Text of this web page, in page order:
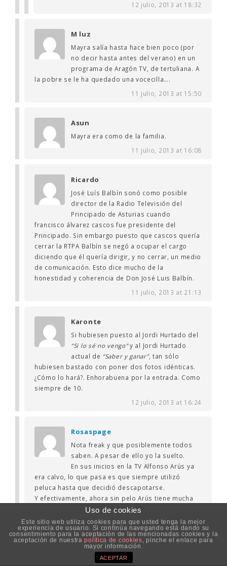
12 julio, 2013 at 18:32
M luz
Mayra salía hasta hace bien poco (por
no decir hasta antes del verano) en un
programa de Aragón TV, de tertuliana. A
la pobre se le ha quedado una vocecilla….
11 julio, 2013 at 15:50
Asun
Mayra era como de la familia.
11 julio, 2013 at 16:08
Ricardo
José Luís Balbín sonó como posible
director de la Radio Televisión del
Principado de Asturias cuando
francisco álvarez cascos fue presidente del
Principado. Sin embargo puesto que cascos quería
cerrar la RTPA Balbín se negó a ocupar el cargo
diciendo que él quería dirigir, y no cerrar, un medio
de comunicación. Esto dice mucho de la
honestidad y coherencia de Don José Luis Balbín.
11 julio, 2013 at 21:13
Karonte
Si hubiesen puesto al Jordi Hurtado del
“Si lo sé no vengo”y al Jordi Hurtado
actual de “Saber y ganar”, tan sólo
hubiesen bastado con poner dos fotos idénticas.
¿Cómo lo hará?. Enhorabuena por la entrada. Como
siempre de 10.
12 julio, 2013 at 16:24
Rosaspage
Nota freak y que posiblemente todos
saben. A pesar de ello yo la suelto.
En sus inicios en la TV Alfonso Arús ya
era calvo, lo que pasa es que siempre utilizó
peluca hasta que decidió descapotarse.
Y efectivamente, ahora sin pelo Arús tiene mucha
más personalidad y mejor imagen (y no es broma).
14 julio, 2013 at 15:11
Alex en la arena
Uso de cookies
Este sitio web utiliza cookies para que usted tenga la mejor
experiencia de usuario. Si continúa navegando está dando su
consentimiento para la aceptación de las mencionadas cookies y la
aceptación de nuestrapolítica de cookies, pinche el enlace para
mayor información.
ACEPTAR